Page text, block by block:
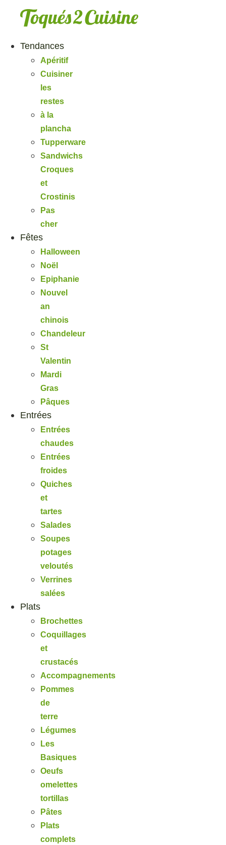
Tendances
Apéritif
Cuisiner
les
restes
à la
plancha
Tupperware
Sandwichs
Croques
et
Crostinis
Pas
cher
Fêtes
Halloween
Noël
Epiphanie
Nouvel
an
chinois
Chandeleur
St
Valentin
Mardi
Gras
Pâques
Entrées
Entrées
chaudes
Entrées
froides
Quiches
et
tartes
Salades
Soupes
potages
veloutés
Verrines
salées
Plats
Brochettes
Coquillages
et
crustacés
Accompagnements
Pommes
de
terre
Légumes
Les
Basiques
Oeufs
omelettes
tortillas
Pâtes
Plats
complets